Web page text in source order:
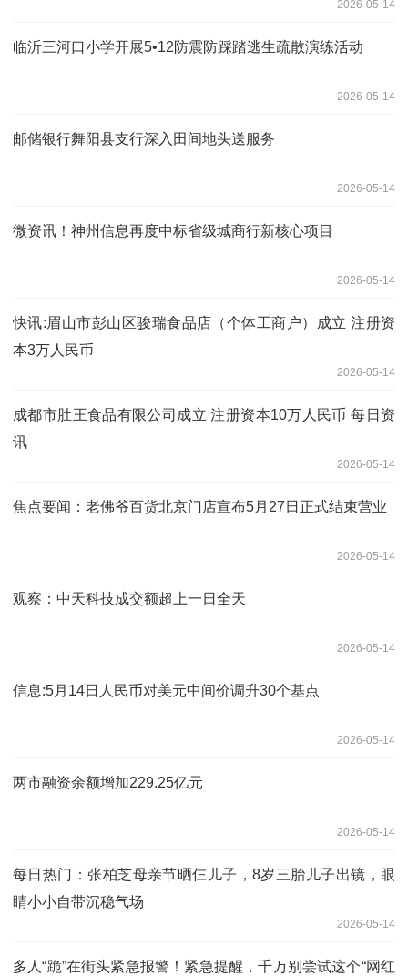
2026-05-14
临沂三河口小学开展5•12防震防踩踏逃生疏散演练活动
2026-05-14
邮储银行舞阳县支行深入田间地头送服务
2026-05-14
微资讯！神州信息再度中标省级城商行新核心项目
2026-05-14
快讯:眉山市彭山区骏瑞食品店（个体工商户）成立 注册资
本3万人民币
2026-05-14
成都市肚王食品有限公司成立 注册资本10万人民币 每日资
讯
2026-05-14
焦点要闻：老佛爷百货北京门店宣布5月27日正式结束营业
2026-05-14
观察：中天科技成交额超上一日全天
2026-05-14
信息:5月14日人民币对美元中间价调升30个基点
2026-05-14
两市融资余额增加229.25亿元
2026-05-14
每日热门：张柏芝母亲节晒仨儿子，8岁三胎儿子出镜，眼
睛小小自带沉稳气场
2026-05-14
多人“跪”在街头紧急报警！紧急提醒，千万别尝试这个“网红